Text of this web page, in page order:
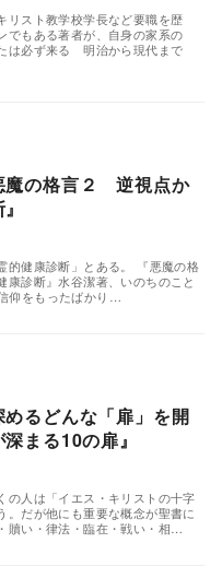
リスト教学校学長など要職を歴
でもある著者が、自身の家系の
は必ず来る 明治から現代まで
魔の格言２ 逆視点か
的健康診断」とある。 『悪魔の格
診断』水谷潔著、いのちのこと
仰をもったばかり…
めるどんな「扉」を開
まる10の扉』
人は「イエス・キリストの十字
。だが他にも重要な概念が聖書に
贖い・律法・臨在・戦い・相…